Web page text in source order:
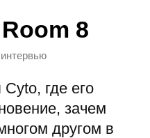
8
интервью
где его
зачем
другом в